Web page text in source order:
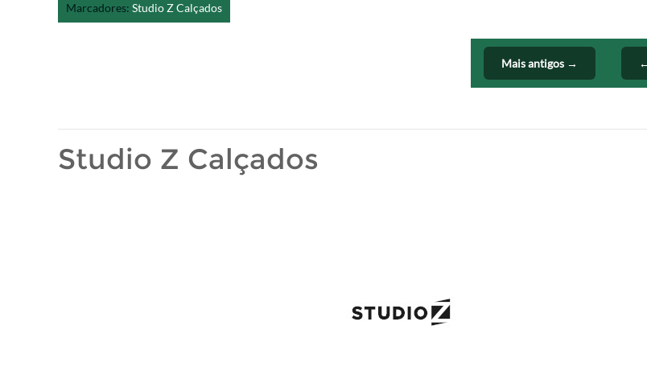
Marcadores: Studio Z Calçados
Mais antigos →
Studio Z Calçados